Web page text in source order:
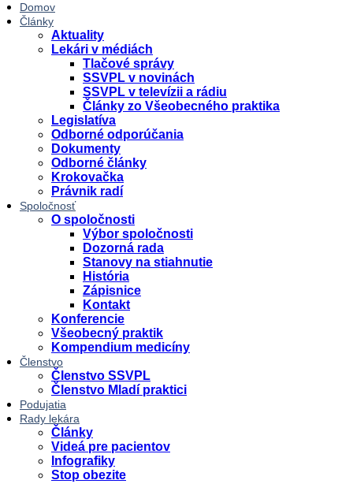
Domov
Články
Aktuality
Lekári v médiách
Tlačové správy
SSVPL v novinách
SSVPL v televízii a rádiu
Články zo Všeobecného praktika
Legislatíva
Odborné odporúčania
Dokumenty
Odborné články
Krokovačka
Právnik radí
Spoločnosť
O spoločnosti
Výbor spoločnosti
Dozorná rada
Stanovy na stiahnutie
História
Zápisnice
Kontakt
Konferencie
Všeobecný praktik
Kompendium medicíny
Členstvo
Členstvo SSVPL
Členstvo Mladí praktici
Podujatia
Rady lekára
Články
Videá pre pacientov
Infografiky
Stop obezite